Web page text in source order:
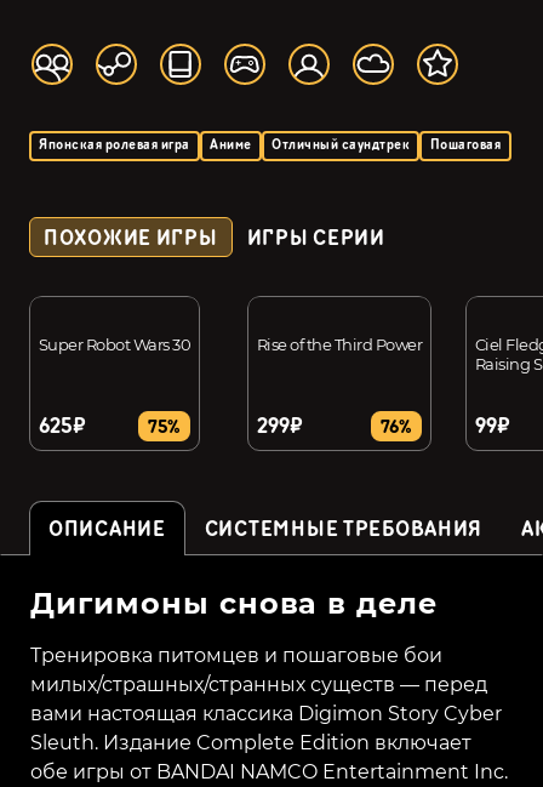
Японская ролевая игра Аниме Отличный саундтрек Пошаговая
ПОХОЖИЕ ИГРЫ ИГРЫ СЕРИИ
Super Robot Wars 30
625₽ 75%
Rise of the Third Power
299₽ 76%
Ciel
Raising
99₽
ОПИСАНИЕ СИСТЕМНЫЕ ТРЕБОВАНИЯ
Дигимоны снова в деле
Тренировка питомцев и пошаговые бои
милых/страшных/странных существ — перед
вами настоящая классика Digimon Story Cyber
Sleuth. Издание Complete Edition включает
обе игры от BANDAI NAMCO Entertainment Inc.